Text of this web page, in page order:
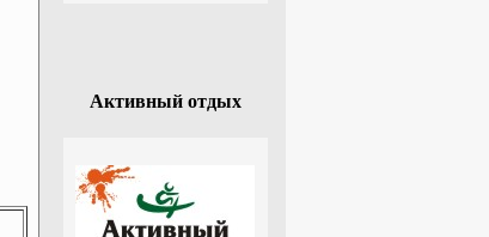
Активный отдых